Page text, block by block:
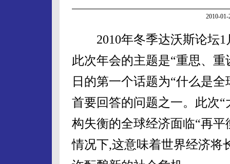
2010-
2010年冬季达沃斯论坛1
此次年会的主题是“重思、
日的第一个话题为“什么是
首要回答的问题之一。此次
构失衡的全球经济面临“再
情况下,这意味着世界经济将